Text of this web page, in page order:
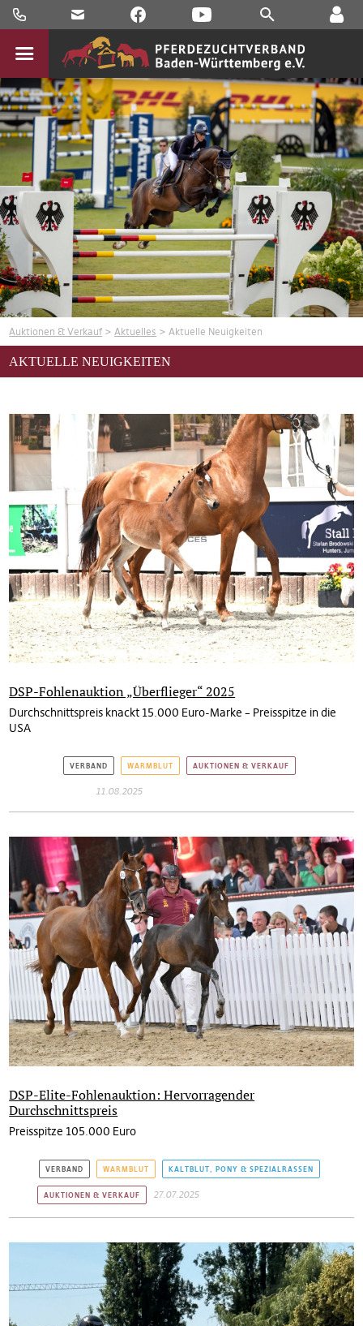
Auktionen & Verkauf > Aktuelles > Aktuelle Neuigkeiten
AKTUELLE NEUIGKEITEN
DSP-Fohlenauktion „Überflieger“ 2025
Durchschnittspreis knackt 15.000 Euro-Marke – Preisspitze in die
USA
VERBAND WARMBLUT AUKTIONEN & VERKAUF
11.08.2025
DSP-Elite-Fohlenauktion: Hervorragender
Durchschnittspreis
Preisspitze 105.000 Euro
VERBAND WARMBLUT KALTBLUT, PONY & SPEZIALRASSEN
AUKTIONEN & VERKAUF 27.07.2025